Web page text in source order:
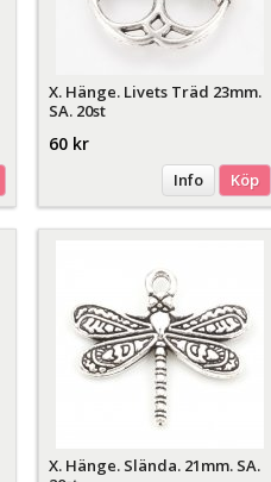
X. Hänge. Livets Träd 23mm.
SA. 20st
60 kr
Info Köp
X. Hänge. Slända. 21mm. SA.